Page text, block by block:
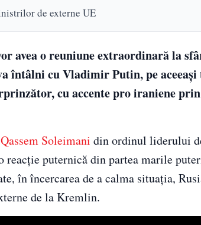
de externe UE
avea o reuniune extraordinară la
întâlni cu Vladimir Putin, pe
cu accente pro iraniene
Qassem Soleimani din ordinul liderului
reacție puternică din partea marile
în încercarea de a calma situația,
de la Kremlin.